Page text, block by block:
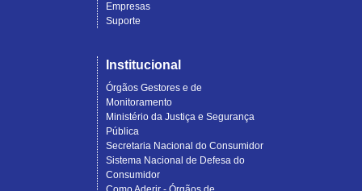
Empresas
Suporte
Institucional
Órgãos Gestores e de
Monitoramento
Ministério da Justiça e Segurança
Pública
Secretaria Nacional do Consumidor
Sistema Nacional de Defesa do
Consumidor